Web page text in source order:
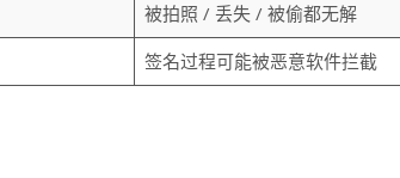
被拍照 / 丢失 / 被偷都无解
签名过程可能被恶意软件拦截